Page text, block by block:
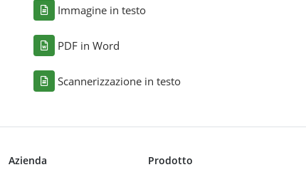
Immagine in testo
PDF in Word
Scannerizzazione in testo
Azienda Prodotto